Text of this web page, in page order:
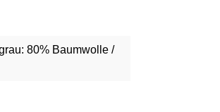
80% Baumwolle /